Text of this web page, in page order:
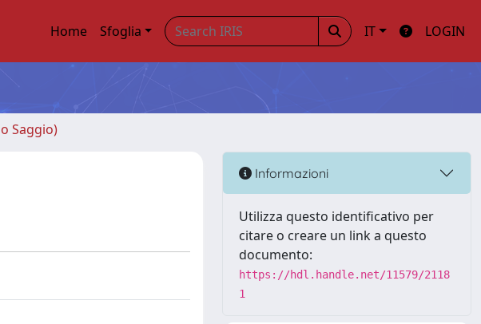
Home Sfoglia IT LOGIN
Saggio)
Informazioni
Utilizza questo identificativo per
citare o creare un link a questo
documento:
https://hdl.handle.net/11579/2118
1